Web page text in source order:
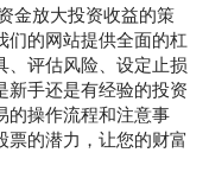
金放大投资收益的策
们的网站提供全面的杠
、评估风险、设定止损
新手还是有经验的投资
的操作流程和注意事
票的潜力，让您的财富